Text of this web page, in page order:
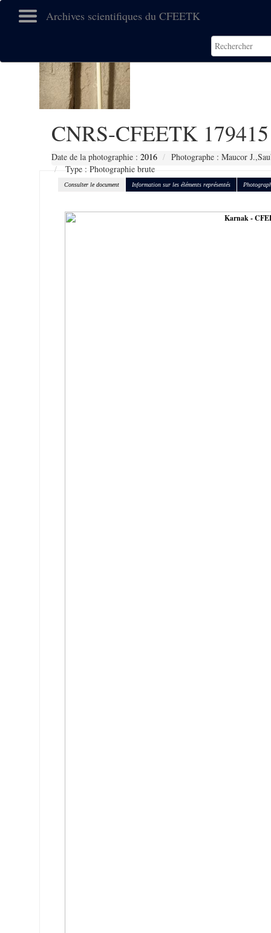
Archives scientifiques du CFEETK
CNRS-CFEETK 179415
Date de la photographie : 2016
Photographe : Maucor
Type : Photographie brute
Consulter le document Information sur les éléments représentés